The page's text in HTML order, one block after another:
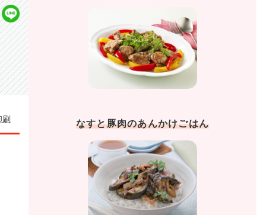
なすと豚肉のあんかけごはん